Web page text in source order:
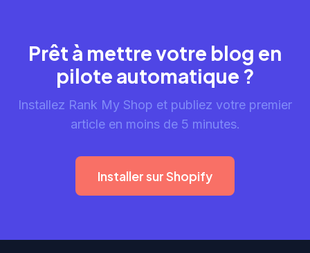
Prêt à mettre votre blog en
pilote automatique ?
Installez Rank My Shop et publiez votre premier
article en moins de 5 minutes.
Installer sur Shopify